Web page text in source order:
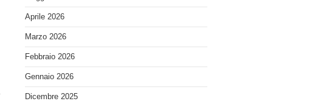
Aprile 2026
Marzo 2026
Febbraio 2026
Gennaio 2026
Dicembre 2025